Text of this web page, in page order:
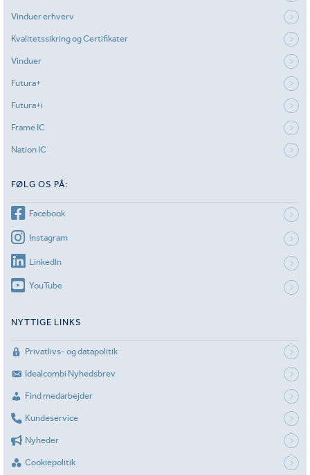
Vinduer erhverv
Kvalitetssikring og Certifikater
Vinduer
Futura+
Futura+i
Frame IC
Nation IC
FØLG OS PÅ:
Facebook
Instagram
LinkedIn
YouTube
NYTTIGE LINKS
Privatlivs- og datapolitik
Idealcombi Nyhedsbrev
Find medarbejder
Kundeservice
Nyheder
Cookiepolitik